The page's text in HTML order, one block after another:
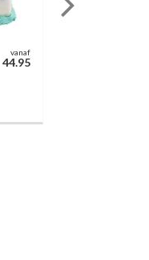
vanaf
44.95